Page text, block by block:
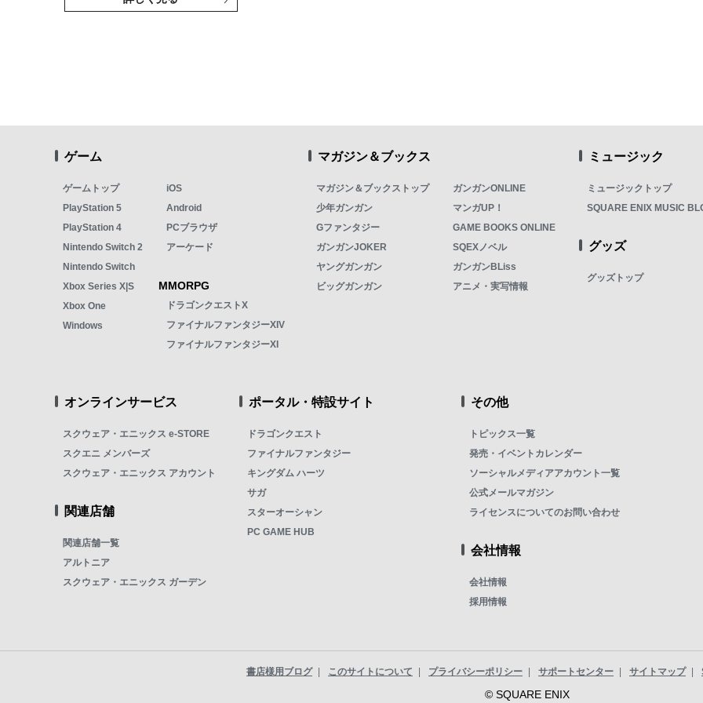
ゲーム
ゲームトップ
PlayStation 5
PlayStation 4
Nintendo Switch 2
Nintendo Switch
Xbox Series X|S
Xbox One
Windows
iOS
Android
PCブラウザ
アーケード
MMORPG
ドラゴンクエストX
ファイナルファンタジーXIV
ファイナルファンタジーXI
マガジン＆ブックス
マガジン＆ブックストップ
少年ガンガン
Gファンタジー
ガンガンJOKER
ヤングガンガン
ビッグガンガン
ガンガンONLINE
マンガUP！
GAME BOOKS ONLINE
SQEXノベル
ガンガンBLiss
アニメ・実写情報
ミュージック
ミュージックトップ
SQUARE ENIX MUSIC
グッズ
グッズトップ
オンラインサービス
スクウェア・エニックス e-STORE
スクエニ メンバーズ
スクウェア・エニックス アカウント
関連店舗
関連店舗一覧
アルトニア
スクウェア・エニックス ガーデン
ポータル・特設サイト
ドラゴンクエスト
ファイナルファンタジー
キングダム ハーツ
サガ
スターオーシャン
PC GAME HUB
その他
トピックス一覧
発売・イベントカレンダー
ソーシャルメディアアカウント一覧
公式メールマガジン
ライセンスについてのお問い合わせ
会社情報
会社情報
採用情報
書店様用ブログ このサイトについて プライバシーポリシー サポートセンター サイトマップ
© SQUARE ENIX